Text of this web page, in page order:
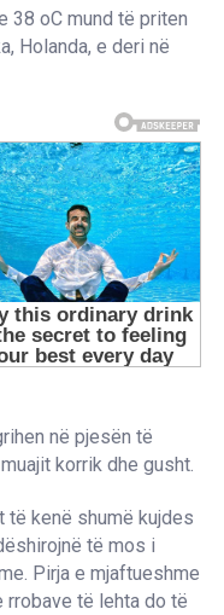
38 oC mund të priten
Holanda, e deri në
në pjesën të
korrik dhe gusht.
të kenë shumë kujdes
të mos i
Pirja e mjaftueshme
rrobave të lehta do të